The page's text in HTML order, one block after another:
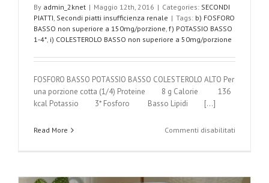
By admin_2knet | Maggio 12th, 2016 | Categories: SECONDI
PIATTI Secondi piatti insufficienza renale | Tags: b) FOSFORO
BASSO non superiore a 150mg/porzione f) POTASSIO BASSO
1-4* i) COLESTEROLO BASSO non superiore a 50mg/porzione
FOSFORO BASSO POTASSIO BASSO COLESTEROLO ALTO Per
una porzione cotta (1/4) Proteine 8 g Calorie 136
kcal Potassio 3* Fosforo Basso Lipidi [...]
Read More Commenti disabilitati